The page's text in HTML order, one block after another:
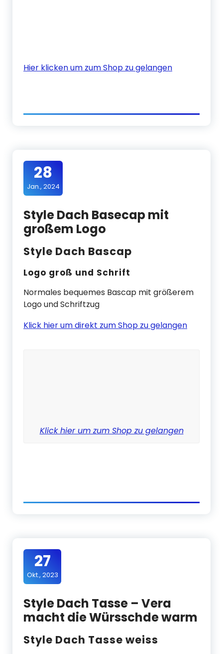
Hier klicken um zum Shop zu gelangen
28
Jan., 2024
Style Dach Basecap mit
großem Logo
Style Dach Bascap
Logo groß und Schrift
Normales bequemes Bascap mit größerem
Logo und Schriftzug
Klick hier um direkt zum Shop zu gelangen
Klick hier um zum Shop zu gelangen
27
Okt., 2023
Style Dach Tasse – Vera
macht die Würsschde warm
Style Dach Tasse weiss